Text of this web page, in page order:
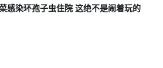
感染环孢子虫住院 这绝不是闹着玩的